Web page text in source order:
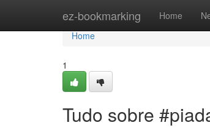
ez-bookmarking Home
Home
Home
1
Tudo sobre